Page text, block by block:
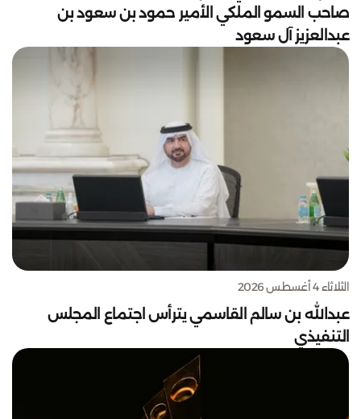
صاحب السمو الملكي الأمير حمود بن سعود بن
عبدالعزيز آل سعود
الثلاثاء 4 أغسطس 2026
عبدالله بن سالم القاسمي يترأس اجتماع المجلس
التنفيذي